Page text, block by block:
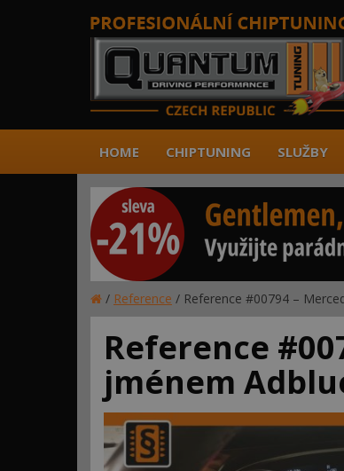
HOME CHIPTUNING SLUŽBY
/ Reference / Reference #00794 –
Reference
jménem